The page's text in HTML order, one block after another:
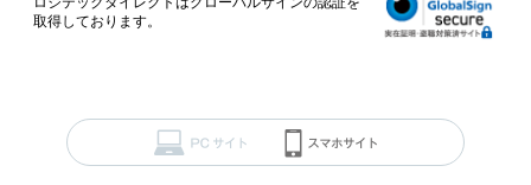
取得しております。